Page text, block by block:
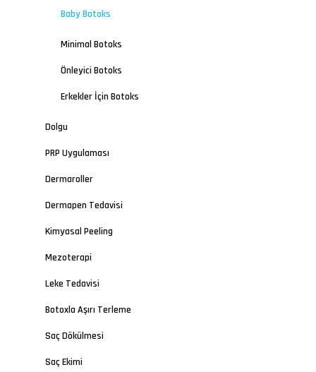
Baby Botoks
Minimal Botoks
Önleyici Botoks
Erkekler İçin Botoks
Dolgu
PRP Uygulaması
Dermaroller
Dermapen Tedavisi
Kimyasal Peeling
Mezoterapi
Leke Tedavisi
Botoxla Aşırı Terleme
Saç Dökülmesi
Saç Ekimi